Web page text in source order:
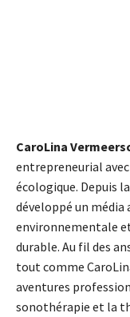
CaroLina
entrepreneurial avec
écologique. Depuis
développé un
environnementale
durable. Au fil des
tout comme
aventures
sonothérapie et la